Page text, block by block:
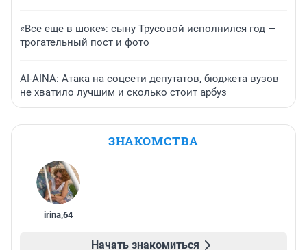
«Все еще в шоке»: сыну Трусовой исполнился год —
трогательный пост и фото
AI-AINA: Атака на соцсети депутатов, бюджета вузов
не хватило лучшим и сколько стоит арбуз
ЗНАКОМСТВА
irina,64
Начать знакомиться